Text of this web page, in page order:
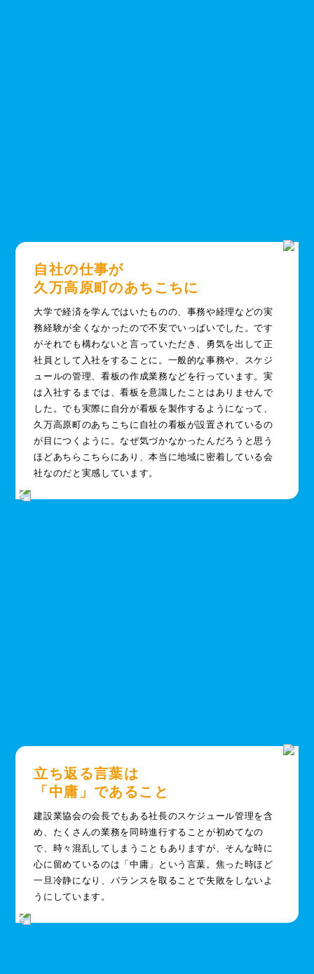
自社の仕事が
久万高原町のあちこちに
大学で経済を学んではいたものの、事務や経理などの実
務経験が全くなかったので不安でいっぱいでした。です
がそれでも構わないと言っていただき、勇気を出して正
社員として入社をすることに。一般的な事務や、スケジ
ュールの管理、看板の作成業務などを行っています。実
は入社するまでは、看板を意識したことはありませんで
した。でも実際に自分が看板を製作するようになって、
久万高原町のあちこちに自社の看板が設置されているの
が目につくように。なぜ気づかなかったんだろうと思う
ほどあちらこちらにあり、本当に地域に密着している会
社なのだと実感しています。
立ち返る言葉は
「中庸」であること
建設業協会の会長でもある社長のスケジュール管理を含
め、たくさんの業務を同時進行することが初めてなの
で、時々混乱してしまうこともありますが、そんな時に
心に留めているのは「中庸」という言葉。焦った時ほど
一旦冷静になり、バランスを取ることで失敗をしないよ
うにしています。